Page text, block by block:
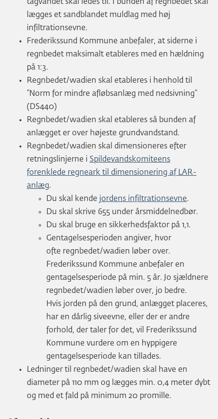
tagvandet skal ledes til. I bunden af regnbedet skal
lægges et sandblandet muldlag med høj
infiltrationsevne.
Frederikssund Kommune anbefaler, at siderne i
regnbedet maksimalt etableres med en hældning
på 1:3.
Regnbedet/wadien skal etableres i henhold til
”Norm for mindre afløbsanlæg med nedsivning”
(DS440)
Regnbedet/wadien skal etableres så bunden af
anlægget er over højeste grundvandstand.
Regnbedet/wadien skal dimensioneres efter
retningslinjerne i Spildevandskomiteens
forenklede regneark til dimensionering af LAR-
anlæg.
Du skal kende jordens infiltrationsevne.
Du skal skrive 655 under årsmiddelnedbør.
Du skal bruge en sikkerhedsfaktor på 1,1.
Gentagelsesperioden angiver, hvor
ofte regnbedet/wadien løber over.
Frederikssund Kommune anbefaler en
gentagelsesperiode på min. 5 år. Jo sjældnere
regnbedet/wadien løber over, jo bedre.
Hvis jorden på den grund, anlægget placeres,
har en dårlig siveevne, eller der er andre
forhold, der taler for det, vil Frederikssund
Kommune vurdere om en hyppigere
gentagelsesperiode kan tillades.
Ledninger til regnbedet/wadien skal have en
diameter på 110 mm og lægges min. 0,4 meter dybt
og med et fald på minimum 20 promille.